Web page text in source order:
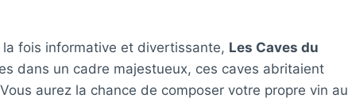
fois informative et divertissante, Les Caves du
dans un cadre majestueux, ces caves abritaient
aurez la chance de composer votre propre vin au